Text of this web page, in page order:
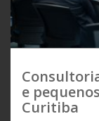
e
Curitiba